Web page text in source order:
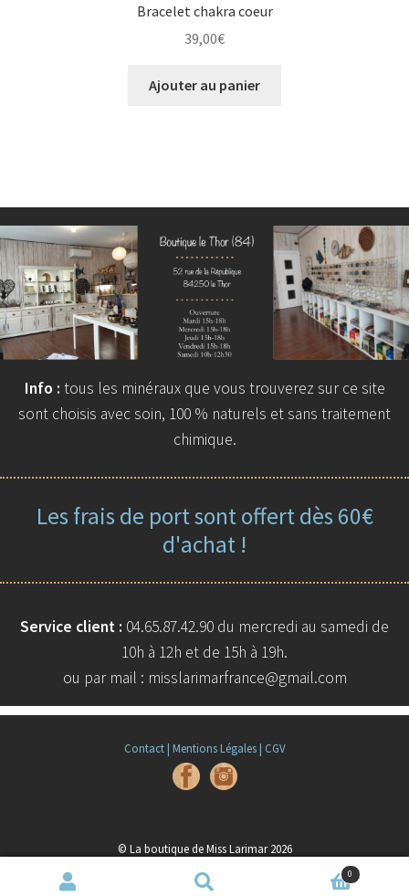
Bracelet chakra coeur
39,00€
Ajouter au panier
Info : tous les minéraux que vous trouverez sur ce site
sont choisis avec soin, 100 % naturels et sans traitement
chimique.
Les frais de port sont offert dès 60€
d'achat !
Service client : 04.65.87.42.90 du mercredi au samedi de
10h à 12h et de 15h à 19h.
ou par mail : misslarimarfrance@gmail.com
Contact | Mentions Légales | CGV
© La boutique de Miss Larimar 2026
0